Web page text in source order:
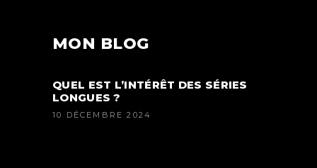
MON BLOG
QUEL EST L’INTÉRÊT DES SÉRIES
LONGUES ?
10 DÉCEMBRE 2024